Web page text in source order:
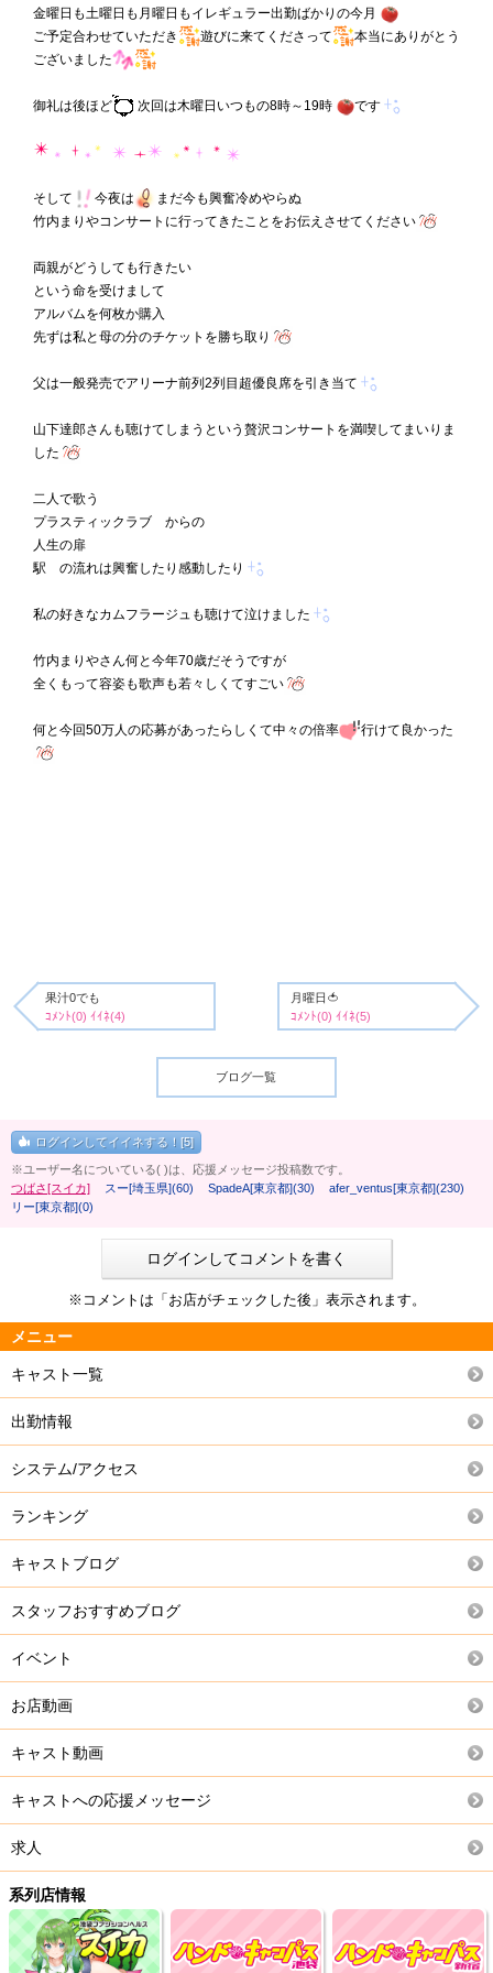
金曜日も土曜日も月曜日もイレギュラー出勤ばかりの今月
ご予定合わせていただき
遊びに来てくださって
本当にありがとう
ございました
御礼は後ほど 次回は木曜日いつもの8時～19時 です
そして 今夜は
まだ今も興奮冷めやらぬ
竹内まりやコンサートに行ってきたことをお伝えさせてください
両親がどうしても行きたい
という命を受けまして
アルバムを何枚か購入
先ずは私と母の分のチケットを勝ち取り
父は一般発売でアリーナ前列2列目超優良席を引き当て
山下達郎さんも聴けてしまうという贅沢コンサートを満喫してまいりま
した
二人で歌う
プラスティックラブ からの
人生の扉
駅 の流れは興奮したり感動したり
私の好きなカムフラージュも聴けて泣けました
竹内まりやさん何と今年70歳だそうですが
全くもって容姿も歌声も若々しくてすごい
何と今回50万人の応募があったらしくて中々の倍率 行けて良かった
果汁0でも
ｺﾒﾝﾄ(0) ｲｲﾈ(4)
月曜日🍅
ｺﾒﾝﾄ(0) ｲｲﾈ(5)
ブログ一覧
ログインしてイイネする！[5]
※ユーザー名についている( )は、応援メッセージ投稿数です。
つばさ[スイカ]
スー[埼玉県](60) SpadeA[東京都](30)
afer_ventus[東京都](230)
リー[東京都](0)
ログインしてコメントを書く
※コメントは「お店がチェックした後」表示されます。
メニュー
キャスト一覧
出勤情報
システム/アクセス
ランキング
キャストブログ
スタッフおすすめブログ
イベント
お店動画
キャスト動画
キャストへの応援メッセージ
求人
系列店情報